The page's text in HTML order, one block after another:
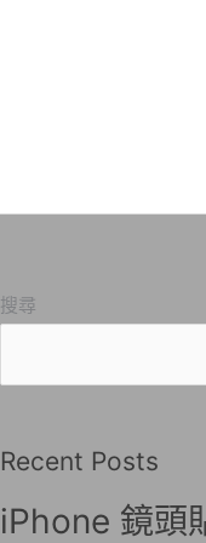
搜尋
Recent Posts
iPhone 鏡頭